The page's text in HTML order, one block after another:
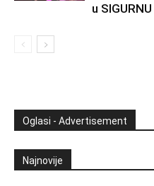
u
Oglasi - Advertisement
Najnovije